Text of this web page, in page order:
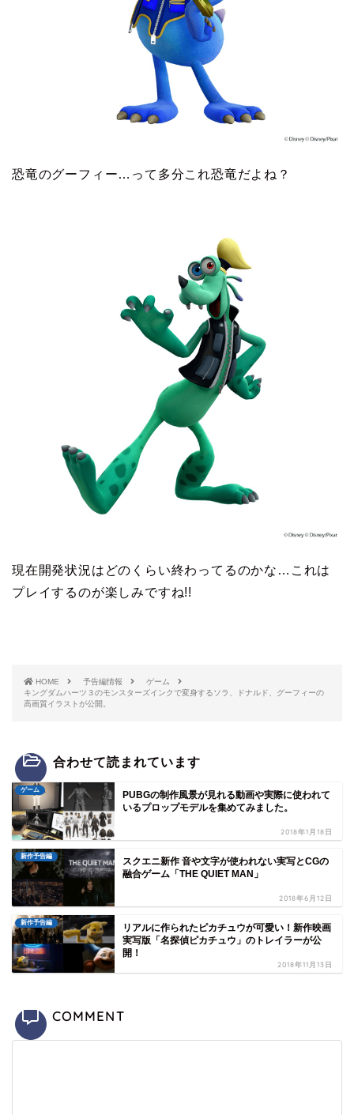
恐竜のグーフィー…って多分これ恐竜だよね？
現在開発状況はどのくらい終わってるのかな…これは
プレイするのが楽しみですね!!
HOME 予告編情報
ゲーム
キングダムハーツ３のモンスターズインクで変身するソラ、ドナルド、グーフィーの
高画質イラストが公開。
合わせて読まれています
ゲーム
PUBGの制作風景が見れる動画や実際に使われて
いるプロップモデルを集めてみました。
2018年1月18日
新作予告編
スクエニ新作 音や文字が使われない実写とCGの
融合ゲーム「THE QUIET MAN」
2018年6月12日
新作予告編
リアルに作られたピカチュウが可愛い！新作映画
実写版「名探偵ピカチュウ」のトレイラーが公
開！
2018年11月13日
COMMENT